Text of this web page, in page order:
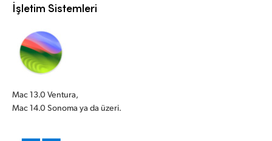
İşletim Sistemleri
Mac 13.0 Ventura,
Mac 14.0 Sonoma ya da üzeri.